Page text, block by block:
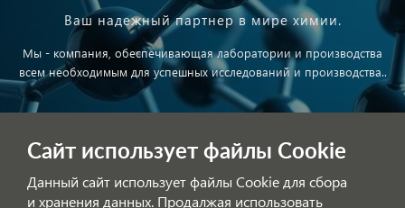
Ваш надежный партнер в мире химии.
Мы - компания, обеспечивающая лаборатории и производства
всем необходимым для успешных исследований и производства..
Обработка персональных данных
Сайт использует файлы Cookie
Данный сайт использует файлы Cookie для сбора
и хранения данных. Продалжая использовать